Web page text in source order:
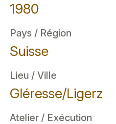
1980
Pays / Région
Suisse
Lieu / Ville
Gléresse/Ligerz
Atelier / Exécution